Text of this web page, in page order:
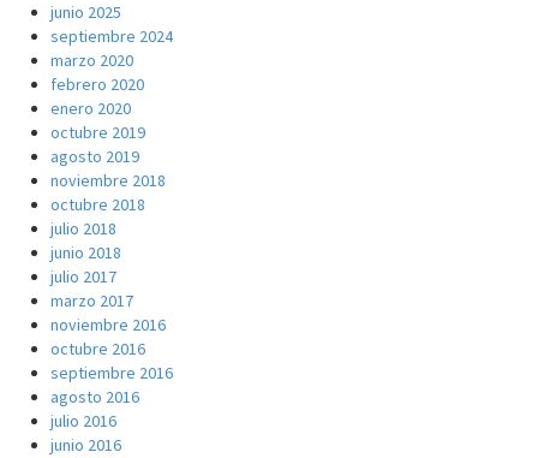
junio 2025
septiembre 2024
marzo 2020
febrero 2020
enero 2020
octubre 2019
agosto 2019
noviembre 2018
octubre 2018
julio 2018
junio 2018
julio 2017
marzo 2017
noviembre 2016
octubre 2016
septiembre 2016
agosto 2016
julio 2016
junio 2016